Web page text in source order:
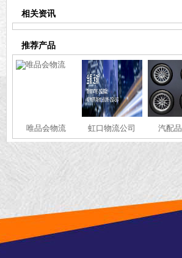
相关资讯
推荐产品
唯品会物流 虹口物流公司 汽配